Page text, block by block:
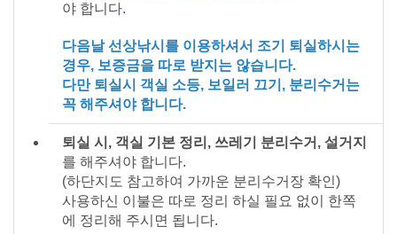
야 합니다.
다음날 선상낚시를 이용하셔서 조기 퇴실하시는
경우, 보증금을 따로 받지는 않습니다.
다만 퇴실시 객실 소등, 보일러 끄기, 분리수거는
꼭 해주셔야 합니다.
퇴실 시, 객실 기본 정리, 쓰레기 분리수거, 설거지
를 해주셔야 합니다.
(하단지도 참고하여 가까운 분리수거장 확인)
사용하신 이불은 따로 정리 하실 필요 없이 한쪽
에 정리해 주시면 됩니다.